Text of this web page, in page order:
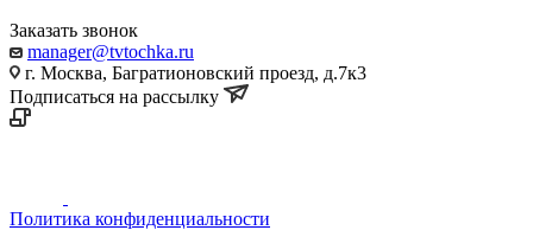
Заказать звонок
manager@tvtochka.ru
г. Москва, Багратионовский проезд, д.7к3
Подписаться на рассылку
Политика конфиденциальности